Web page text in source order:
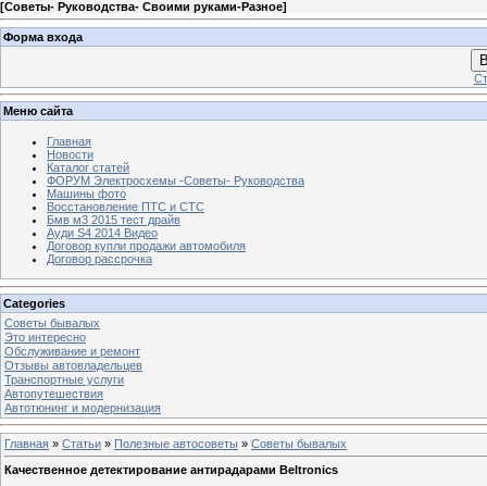
[Советы- Руководства- Своими руками-Разное]
Форма входа
Меню сайта
Главная
Новости
Каталог статей
ФОРУМ Электросхемы -Советы- Руководства
Машины фото
Восстановление ПТС и СТС
Бмв м3 2015 тест драйв
Ауди S4 2014 Видео
Договор купли продажи автомобиля
Договор рассрочка
Categories
Советы бывалых
Это интересно
Обслуживание и ремонт
Отзывы автовладельцев
Транспортные услуги
Автопутешествия
Автотюнинг и модернизация
Главная » Статьи » Полезные автосоветы » Советы бывалых
Качественное детектирование антирадарами Beltronics